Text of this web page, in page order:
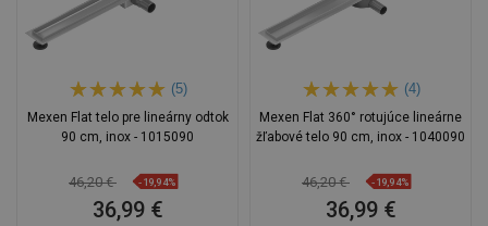
(5)
Mexen Flat telo pre lineárny odtok
90 cm, inox - 1015090
46,20 € -19,94%
36,99 €
(4)
Mexen Flat 360° rotujúce lineárne
žľabové telo 90 cm, inox - 1040090
46,20 € -19,94%
36,99 €